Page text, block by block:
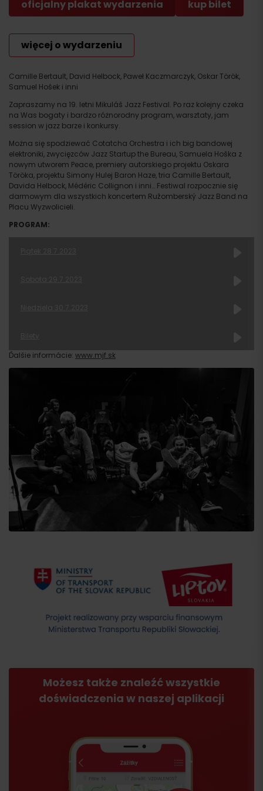
Camille Bertault, David Helbock, Paweł Kaczmarczyk, Oskar Török,
Samuel Hošek i inni
Zapraszamy na 19. letni Mikuláš Jazz Festival. Po raz kolejny czeka
na Was bogaty i bardzo różnorodny program, warsztaty, jam
session w jazz barze i konkursy.
Można się spodziewać Cotatcha Orchestra i ich big bandowej
elektroniki, zwycięzców Jazz Startup the Bureau, Samuela Hoška z
nowym utworem Peace, premiery autorskiego projektu Oskara
Töröka, projektu Simony Hulej Baron Haze, tria Camille Bertault,
Davida Helbock, Médéric Collignon i inni… Festiwal rozpocznie się
darmowym dla wszystkich koncertem Ružomberský Jazz Band na
Placu Wyzwolicieli.
PROGRAM:
Ďalšie informácie: www.mjf.sk
Możesz także znaleźć wszystkie
doświadczenia w naszej aplikacji
oficjalny plakat wydarzenia kup bilet
więcej o wydarzeniu